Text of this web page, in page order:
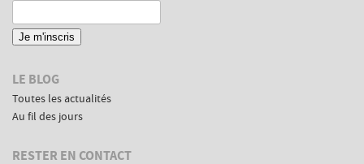
LE BLOG
Toutes les actualités
Au fil des jours
RESTER EN CONTACT